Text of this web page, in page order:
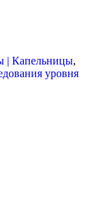
| Капельницы,
уровня